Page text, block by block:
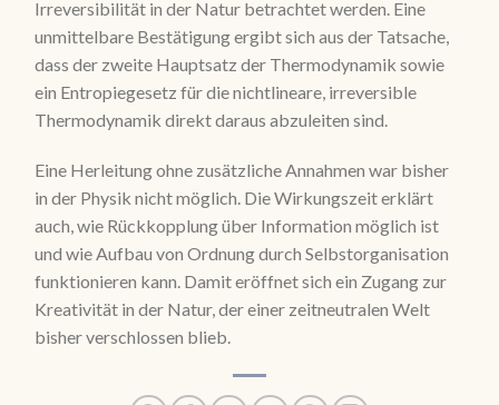
Irreversibilität in der Natur betrachtet werden. Eine
unmittelbare Bestätigung ergibt sich aus der Tatsache,
dass der zweite Hauptsatz der Thermodynamik sowie
ein Entropiegesetz für die nichtlineare, irreversible
Thermodynamik direkt daraus abzuleiten sind.
Eine Herleitung ohne zusätzliche Annahmen war bisher
in der Physik nicht möglich. Die Wirkungszeit erklärt
auch, wie Rückkopplung über Information möglich ist
und wie Aufbau von Ordnung durch Selbstorganisation
funktionieren kann. Damit eröffnet sich ein Zugang zur
Kreativität in der Natur, der einer zeitneutralen Welt
bisher verschlossen blieb.